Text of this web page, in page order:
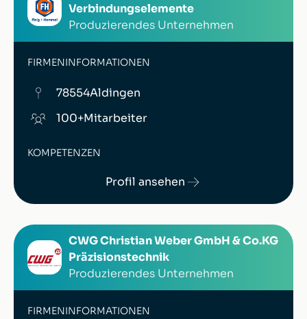
Verbindungselemente
Produzierendes Unternehmen
FIRMENINFORMATIONEN
78554Aldingen
100+Mitarbeiter
KOMPETENZEN
Profil ansehen
CWG Christian Weber GmbH & Co.KG
Präzisionstechnik
Produzierendes Unternehmen
FIRMENINFORMATIONEN